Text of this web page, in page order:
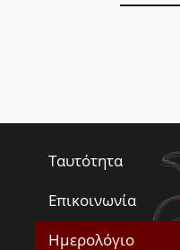
Ταυτότητα
Επικοινωνία
Ημερολόγιο